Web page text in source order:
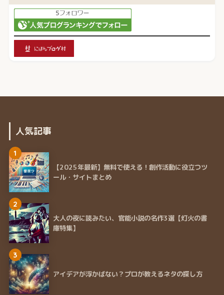
人気記事
1
【2025年最新】無料で使える！創作活動に役立つツ
ール・サイトまとめ
2
大人の夜に読みたい、官能小説の名作3選【灯火の書
庫特集】
3
アイデアが浮かばない？プロが教えるネタの探し方